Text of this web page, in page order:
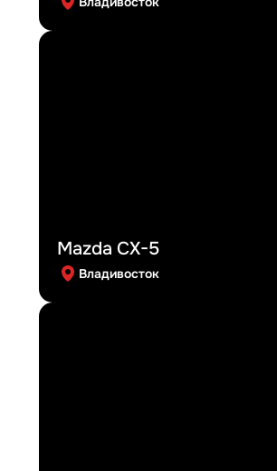
Mazda CX-5
Владивосток